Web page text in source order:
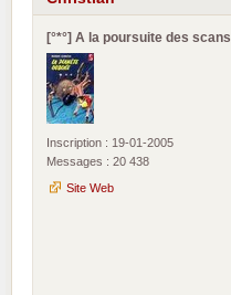
[°*°] A la poursuite des scans
Inscription : 19-01-2005
Messages : 20 438
Site Web